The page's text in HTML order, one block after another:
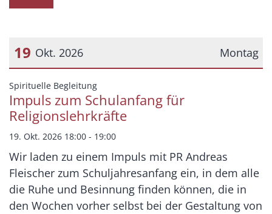
Montag
19 Okt. 2026
Datum: 19. Oktober 2026
Spirituelle Begleitung:
Impuls zum Schulanfang für
Religionslehrkräfte
19. Okt. 2026 18:00 - 19:00
Wir laden zu einem Impuls mit PR Andreas
Fleischer zum Schuljahresanfang ein, in dem alle
die Ruhe und Besinnung finden können, die in
den Wochen vorher selbst bei der Gestaltung von